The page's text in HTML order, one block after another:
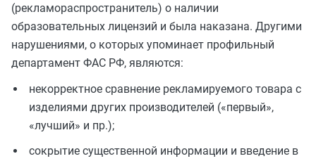
(рекламораспространитель) о наличии
образовательных лицензий и была наказана. Другими
нарушениями, о которых упоминает профильный
департамент ФАС РФ, являются:
некорректное сравнение рекламируемого товара с
изделиями других производителей («первый»,
«лучший» и пр.);
сокрытие существенной информации и введение в